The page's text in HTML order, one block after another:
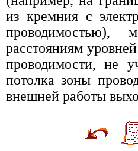
из кремния с
проводимостью),
расстояниям
проводимости, не
потолка зоны
внешней работы